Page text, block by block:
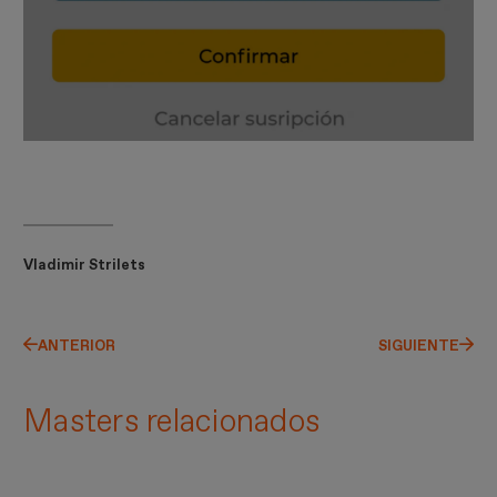
Vladimir Strilets
ANTERIOR SIGUIENTE
Masters relacionados